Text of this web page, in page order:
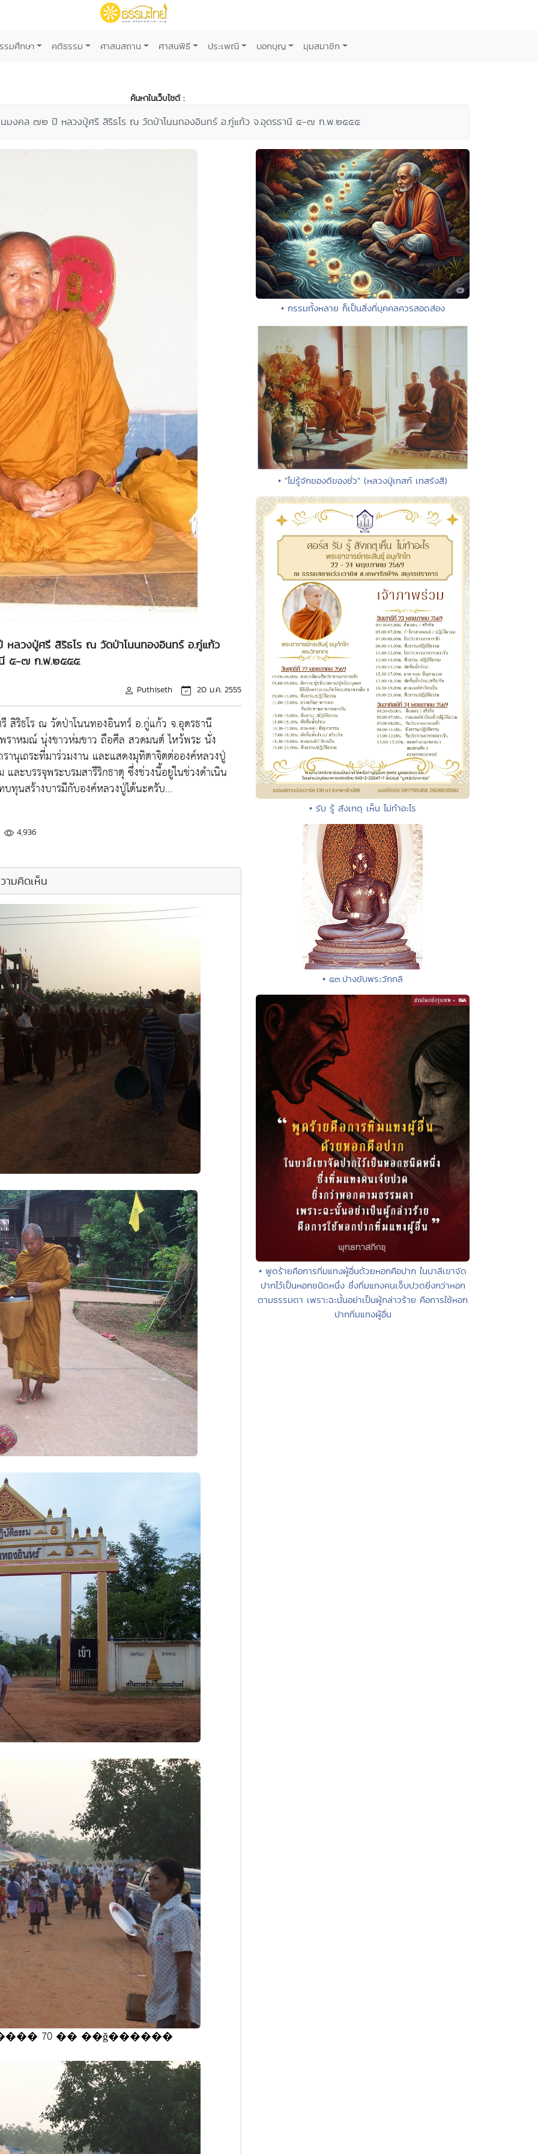
รมศึกษา คติธรรม ศาสนสถาน ศาสนพิธี ประเพณี บอกบุญ มุมสมาชิก
ค้นหาในเว็บไซต์ :
มงคล ๗๒ ปี หลวงปู่ศรี สิริธโร ณ วัดป่าโนนทองอินทร์ อ.กู่แก้ว จ.อุดรธานี ๕-๗ ก.พ.๒๕๕๕
วงปู่ศรี สิริธโร ณ วัดป่าโนนทองอินทร์ อ.กู่แก้ว
นี ๕-๗ ก.พ.๒๕๕๕
Puthiseth 20 ม.ค. 2555
ริธโร ณ วัดป่าโนนทองอินทร์ อ.กู่แก้ว จ.อุดรธานี
หมณ์ นุ่งขาวห่มขาว ถือศีล สวดมนต์ ไหว้พระ นั่ง
านุเถระที่มาร่วมงาน และแสดงมุทิตาจิตต่อองค์หลวงปู่
ละบรรจุพระบรมสารีริกธาตุ ซึ่งช่วงนี้อยู่ในช่วงดำเนิน
ทุนสร้างบารมีกับองค์หลวงปู่ได้นะครับ...
4,936
ามคิดเห็น
70 �� ��ǧ������
• กรรมทั้งหลาย ก็เป็นสิ่งที่บุคคลควรสอดส่อง
• "ไม่รู้จักของดีของชั่ว" (หลวงปู่เทสก์ เทสรังสี)
• รับ รู้ สังเกตุ เห็น ไม่ทำอะไร
• ๕๓.ปางขับพระวักกลิ
• พูดร้ายคือการทิ่มแทงผู้อื่นด้วยหอกคือปาก ในบาลีเขาจัด
ปากไว้เป็นหอกชนิดหนึ่ง ซึ่งทิ่มแทงคนเจ็บปวดยิ่งกว่าหอก
ตามธรรมดา เพราะฉะนั้นอย่าเป็นผู้กล่าวร้าย คือการใช้หอก
ปากทิ่มแทงผู้อื่น